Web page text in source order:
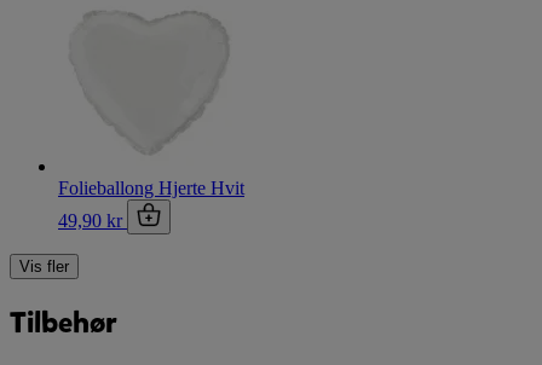
Folieballong Hjerte Hvit
49,90 kr
Vis fler
Tilbehør